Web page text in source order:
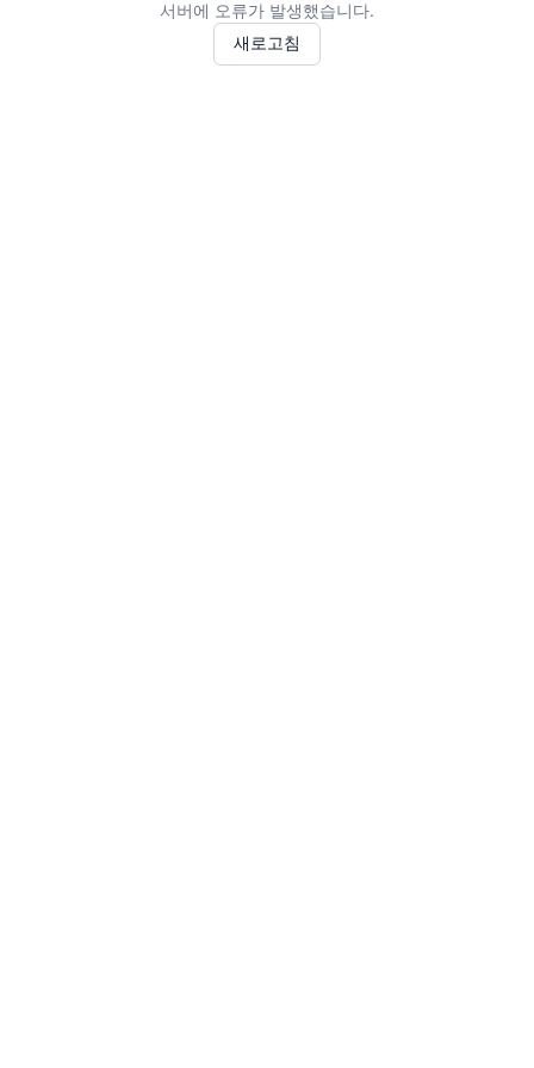
서버에 오류가 발생했습니다.
새로고침